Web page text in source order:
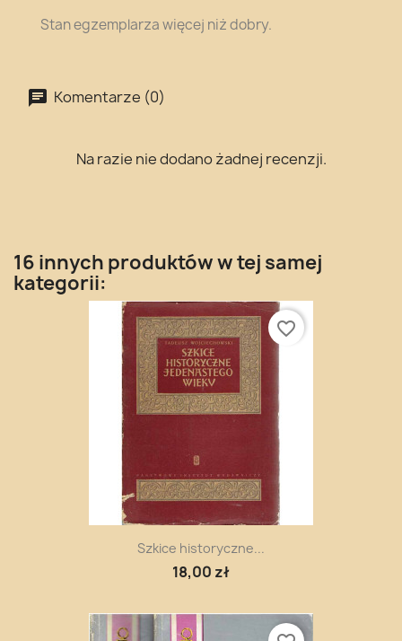
Stan egzemplarza więcej niż dobry.
Komentarze (0)
Na razie nie dodano żadnej recenzji.
16 innych produktów w tej samej
kategorii:
Szkice historyczne...
18,00 zł
favorite_border